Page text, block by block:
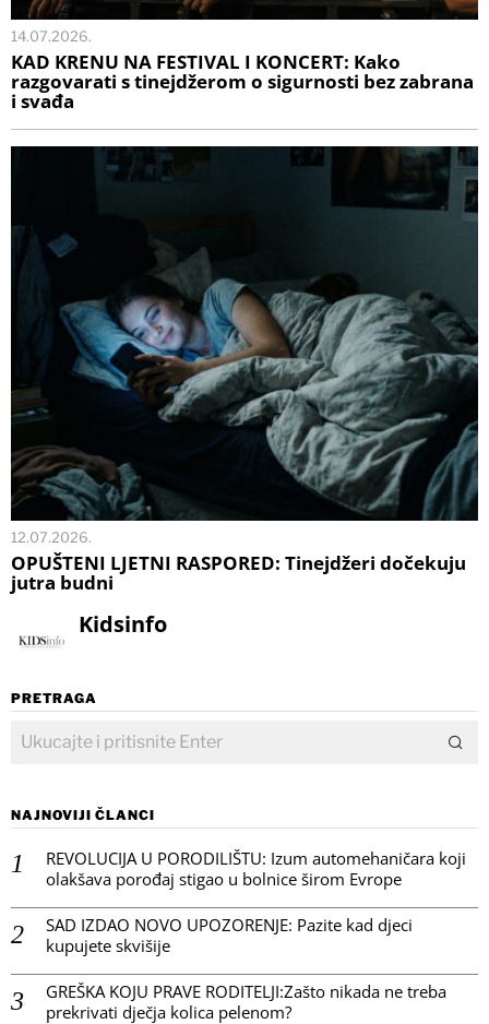
14.07.2026.
KAD KRENU NA FESTIVAL I KONCERT: Kako
razgovarati s tinejdžerom o sigurnosti bez zabrana
i svađa
12.07.2026.
OPUŠTENI LJETNI RASPORED: Tinejdžeri dočekuju
jutra budni
Kidsinfo
PRETRAGA
NAJNOVIJI ČLANCI
REVOLUCIJA U PORODILIŠTU: Izum automehaničara koji
olakšava porođaj stigao u bolnice širom Evrope
SAD IZDAO NOVO UPOZORENJE: Pazite kad djeci
kupujete skvišije
GREŠKA KOJU PRAVE RODITELJI:Zašto nikada ne treba
prekrivati dječja kolica pelenom?